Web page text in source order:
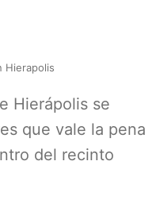
Hierapolis
Hierápolis se
que vale la pena
del recinto